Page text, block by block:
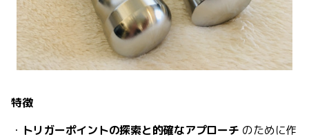
特徴
・ トリガーポイントの探索と的確なアプローチ のために作